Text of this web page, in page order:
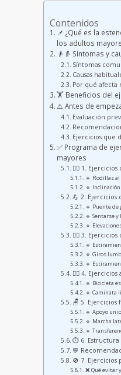
Contenidos
📌 ¿Qué es la
los adultos
👴👵 Síntomas y
Síntomas
Causas
Por qué afecta
🏋️ Beneficios del
⚠️ Antes de
Evaluación
Ejercicios que
✅ Programa de
mayores
🧘‍♀️ 1.
🔹 Rodillas al
🔹
💪 2.
🔹 Puente de
🔹 Sentarse
🔹
🤸‍♂️ 3.
🔹
🔹 Giros
🔹
🚶‍♀️ 4.
🔹 Bicicleta
🔹 Caminata
🪑 5.
🔹 Apoyo
🔹 Marcha
🔹
⏱️ 6. Estructura
💬
🚫 7. Ejercicios
❌ Qué evitar